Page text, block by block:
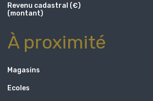
Revenu cadastral (€)
(montant)
À proximité
Magasins
Ecoles